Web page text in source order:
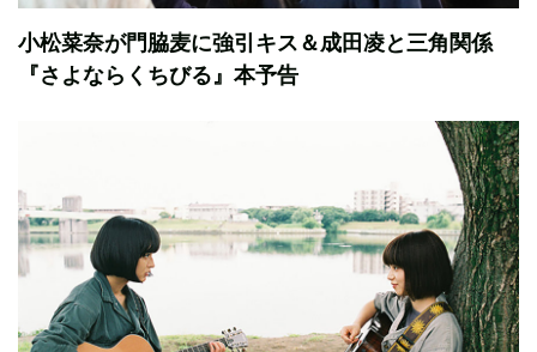
小松菜奈が門脇麦に強引キス＆成田凌と三角関係
『さよならくちびる』本予告